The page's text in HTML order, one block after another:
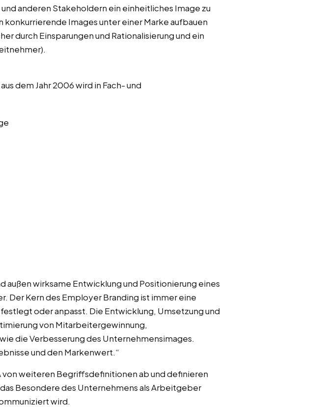
anderen Stakeholdern ein einheitliches Image zu
Images unter einer Marke aufbauen
durch Einsparungen und Rationalisierung und ein
dem Jahr 2006 wird in Fach- und
wirksame Entwicklung und Positionierung eines
Der Kern des Employer Branding ist immer eine
oder anpasst. Die Entwicklung, Umsetzung und
von Mitarbeitergewinnung,
die Verbesserung des Unternehmensimages.
und den Markenwert.“
von weiteren Begriffsdefinitionen ab und definieren
Besondere des Unternehmens als Arbeitgeber
wird.